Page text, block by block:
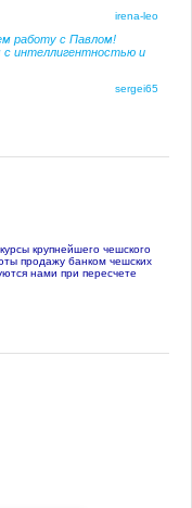
irena-leo
работу с Павлом!
с интеллигентностью и
sergei65
крупнейшего чешского
продажу банком чешских
нами при пересчете